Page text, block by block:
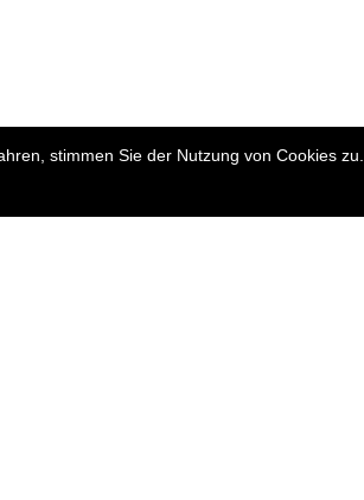
stimmen Sie der Nutzung von Cookies zu.